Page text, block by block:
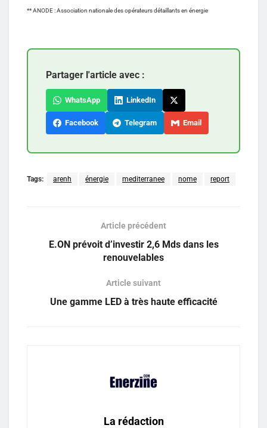
** ANODE : Association nationale des opérateurs détaillants en énergie
Partager l'article avec :
WhatsApp LinkedIn
Facebook Telegram Email
Tags: arenh énergie mediterranee nome report
Article précédent
E.ON prévoit d’investir 2,6 Mds dans les
renouvelables
Article suivant
Une gamme LED à très haute efficacité
La rédaction